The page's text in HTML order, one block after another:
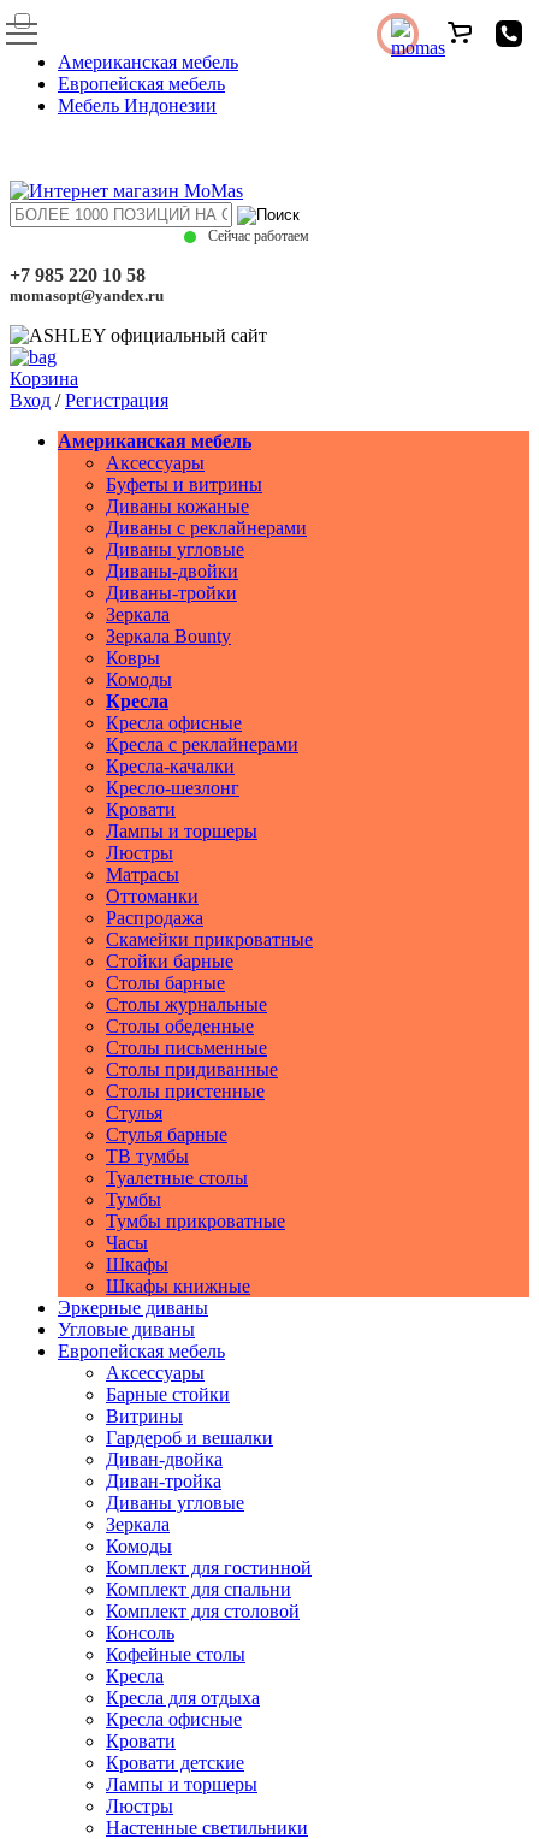
Американская мебель
Европейская мебель
Мебель Индонезии
Сейчас работаем
+7 985 220 10 58
momasopt@yandex.ru
Корзина
Вход /Регистрация
Американская мебель
Аксессуары
Буфеты и витрины
Диваны кожаные
Диваны с реклайнерами
Диваны угловые
Диваны-двойки
Диваны-тройки
Зеркала
Зеркала Bounty
Ковры
Комоды
Кресла
Кресла офисные
Кресла с реклайнерами
Кресла-качалки
Кресло-шезлонг
Кровати
Лампы и торшеры
Люстры
Матрасы
Оттоманки
Распродажа
Скамейки прикроватные
Стойки барные
Столы барные
Столы журнальные
Столы обеденные
Столы письменные
Столы придиванные
Столы пристенные
Стулья
Стулья барные
ТВ тумбы
Туалетные столы
Тумбы
Тумбы прикроватные
Часы
Шкафы
Шкафы книжные
Эркерные диваны
Угловые диваны
Европейская мебель
Аксессуары
Барные стойки
Витрины
Гардероб и вешалки
Диван-двойка
Диван-тройка
Диваны угловые
Зеркала
Комоды
Комплект для гостинной
Комплект для спальни
Комплект для столовой
Консоль
Кофейные столы
Кресла
Кресла для отдыха
Кресла офисные
Кровати
Кровати детские
Лампы и торшеры
Люстры
Настенные светильники